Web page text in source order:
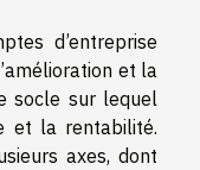
d’entreprise
et la
socle sur lequel
et la rentabilité.
axes, dont